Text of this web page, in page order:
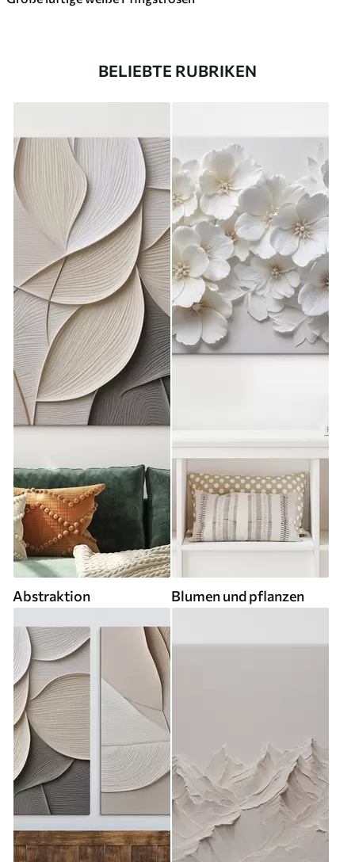
BELIEBTE RUBRIKEN
Abstraktion Blumen und pflanzen